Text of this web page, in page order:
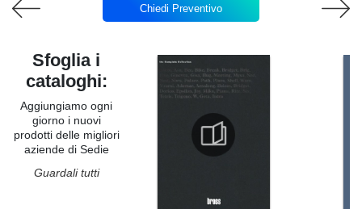
Chiedi Preventivo
Sfoglia i
cataloghi:
Aggiungiamo ogni
giorno i nuovi
prodotti delle migliori
aziende di Sedie
Guardali tutti